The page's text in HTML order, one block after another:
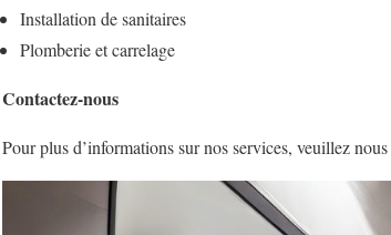
Installation de sanitaires
Plomberie et carrelage
Contactez-nous
Pour plus d’informations sur nos services, veuillez